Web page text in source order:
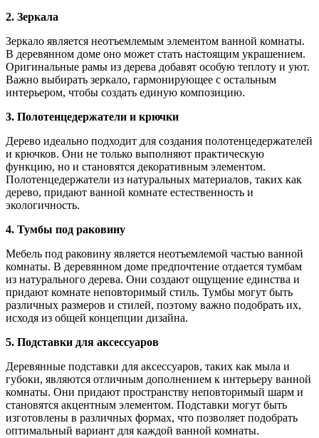
2. Зеркала
Зеркало является неотъемлемым элементом ванной комнаты.
В деревянном доме оно может стать настоящим украшением.
Оригинальные рамы из дерева добавят особую теплоту и уют.
Важно выбирать зеркало, гармонирующее с остальным
интерьером, чтобы создать единую композицию.
3. Полотенцедержатели и крючки
Дерево идеально подходит для создания полотенцедержателей
и крючков. Они не только выполняют практическую
функцию, но и становятся декоративным элементом.
Полотенцедержатели из натуральных материалов, таких как
дерево, придают ванной комнате естественность и
экологичность.
4. Тумбы под раковину
Мебель под раковину является неотъемлемой частью ванной
комнаты. В деревянном доме предпочтение отдается тумбам
из натурального дерева. Они создают ощущение единства и
придают комнате неповторимый стиль. Тумбы могут быть
различных размеров и стилей, поэтому важно подобрать их,
исходя из общей концепции дизайна.
5. Подставки для аксессуаров
Деревянные подставки для аксессуаров, таких как мыла и
губоки, являются отличным дополнением к интерьеру ванной
комнаты. Они придают пространству неповторимый шарм и
становятся акцентным элементом. Подставки могут быть
изготовлены в различных формах, что позволяет подобрать
оптимальный вариант для каждой ванной комнаты.